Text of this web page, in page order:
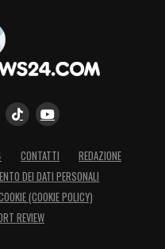
CONTATTI
REDAZIONE
DEI DATI PERSONALI
(COOKIE POLICY)
REVIEW